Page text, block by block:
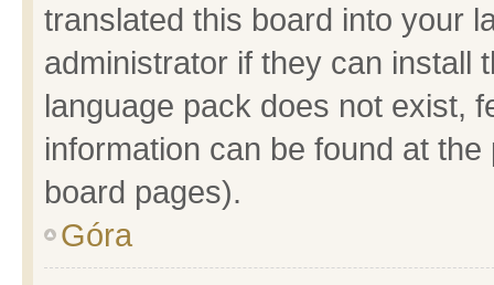
translated this board into your
administrator if they can install
language pack does not exist,
information can be found at
board pages).
Góra